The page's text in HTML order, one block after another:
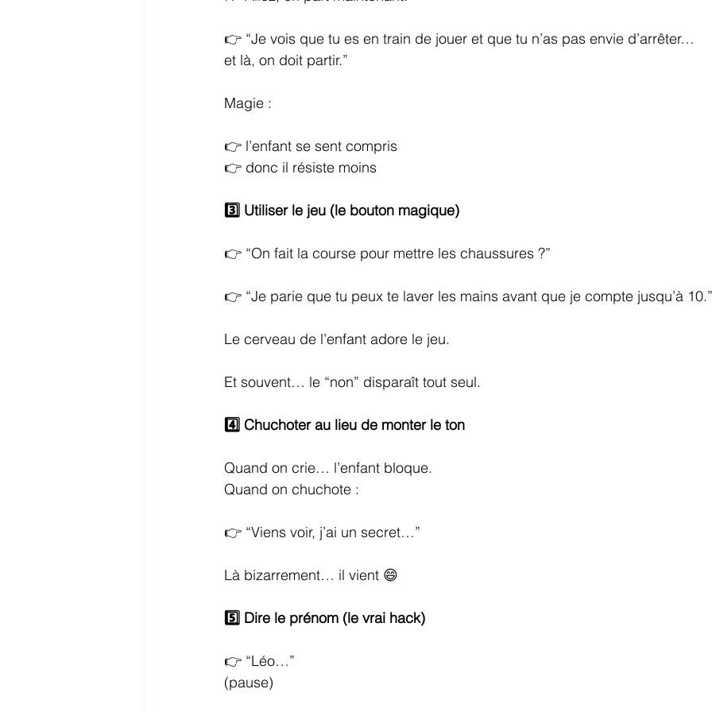
👉 “Je vois que tu es en train de jouer et que tu n’as pas envie d’arrêter…
et là, on doit partir.”
Magie :
👉 l’enfant se sent compris
👉 donc il résiste moins
3️⃣ Utiliser le jeu (le bouton magique)
👉 “On fait la course pour mettre les chaussures ?”
👉 “Je parie que tu peux te laver les mains avant que je compte jusqu’à 10.”
Le cerveau de l’enfant adore le jeu.
Et souvent… le “non” disparaît tout seul.
4️⃣ Chuchoter au lieu de monter le ton
Quand on crie… l’enfant bloque.
Quand on chuchote :
👉 “Viens voir, j’ai un secret…”
Là bizarrement… il vient 😄
5️⃣ Dire le prénom (le vrai hack)
👉 “Léo…”
(pause)